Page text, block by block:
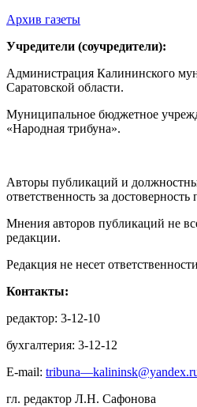
Архив газеты
Учредители (соучредители):
Администрация Калининского
Саратовской области.
Муниципальное бюджетное
«Народная трибуна».
Авторы публикаций и
ответственность за
Мнения авторов публикаций не
редакции.
Редакция не несет
Контакты:
редактор: 3-12-10
бухгалтерия: 3-12-12
E-mail:
гл. редактор Л.Н. Сафонова